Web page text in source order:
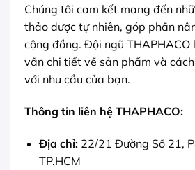
Chúng tôi cam kết mang đến
thảo dược tự nhiên, góp phần
cộng đồng. Đội ngũ THAPHACO
vấn chi tiết về sản phẩm và
với nhu cầu của bạn.
Thông tin liên hệ THAPHACO:
Địa chỉ:22/21 Đường Số 21,
TP.HCM